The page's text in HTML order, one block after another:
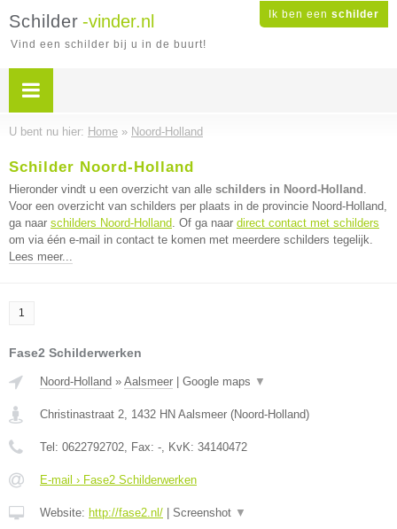
Ik ben een schilder
Schilder -vinder.nl
Vind een schilder bij u in de buurt!
U bent nu hier: Home » Noord-Holland
Schilder Noord-Holland
Hieronder vindt u een overzicht van alle schilders in Noord-Holland .
Voor een overzicht van schilders per plaats in de provincie Noord-Holland,
ga naar schilders Noord-Holland. Of ga naar direct contact met schilders
om via één e-mail in contact te komen met meerdere schilders tegelijk.
Lees meer...
1
Fase2 Schilderwerken
Noord-Holland » Aalsmeer Google maps ▼
Christinastraat 2, 1432 HN Aalsmeer (Noord-Holland)
Tel: 0622792702, Fax: -, KvK: 34140472
E-mail › Fase2 Schilderwerken
Website: http://fase2.nl/ Screenshot ▼